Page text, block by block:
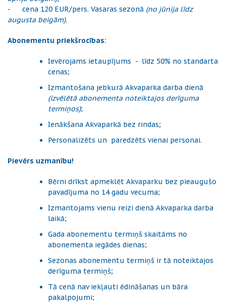
- cena 120 EUR/pers. Vasaras sezonā (no jūnija līdz
augusta beigām).
Abonementu priekšrocības:
Ievērojams ietaupījums - līdz 50% no standarta
cenas;
Izmantošana jebkurā Akvaparka darba dienā
(izvēlētā abonementa noteiktajos derīguma
termiņos);
Ienākšana Akvaparkā bez rindas;
Personalizēts un paredzēts vienai personai.
Pievērs uzmanību!
Bērni drīkst apmeklēt Akvaparku bez pieaugušo
pavadījuma no 14 gadu vecuma;
Izmantojams vienu reizi dienā Akvaparka darba
laikā;
Gada abonementu termiņš skaitāms no
abonementa iegādes dienas;
Sezonas abonementu termiņš ir tā noteiktajos
derīguma termiņš;
Tā cenā nav iekļauti ēdināšanas un bāra
pakalpojumi;